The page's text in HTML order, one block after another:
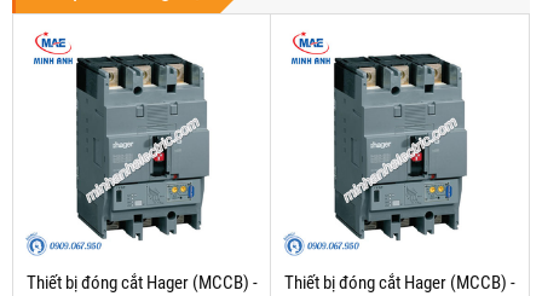
Thiết bị đóng cắt Hager (MCCB) -
Thiết bị đóng cắt Hager (MCCB) -